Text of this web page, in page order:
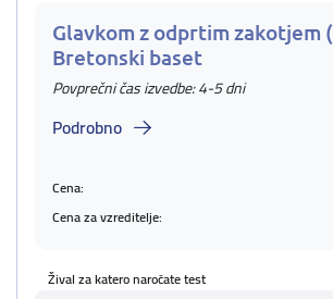
Glavkom z odprtim zakotjem
Bretonski baset
Povprečni čas izvedbe: 4-5 dni
Podrobno
Cena:
Cena za vzreditelje:
Žival za katero naročate test